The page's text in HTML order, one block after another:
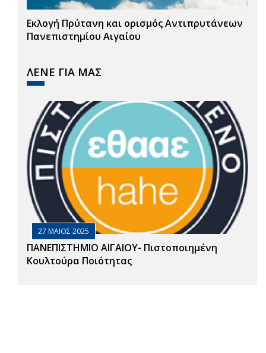
Εκλογή Πρύτανη και ορισμός Αντιπρυτάνεων
Πανεπιστημίου Αιγαίου
ΛΕΝΕ ΓΙΑ ΜΑΣ
27 ΜΑΙΟΣ 2025
ΠΑΝΕΠΙΣΤΗΜΙΟ ΑΙΓΑΙΟΥ- Πιστοποιημένη
Κουλτούρα Ποιότητας